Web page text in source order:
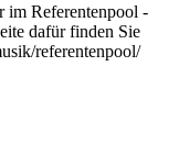
im Referentenpool -
dafür finden Sie
referentenpool/